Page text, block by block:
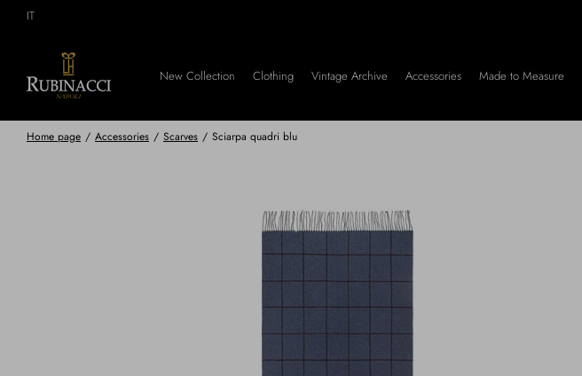
IT
New Collection Clothing Vintage Archive Accessories Made to Measure
Home page / Accessories / Scarves / Sciarpa quadri blu